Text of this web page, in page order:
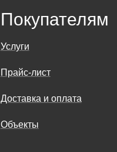
Покупателям
Услуги
Прайс-лист
Доставка и оплата
Объекты